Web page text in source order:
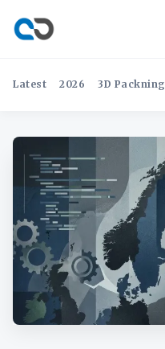
Latest 2026 3D Packning